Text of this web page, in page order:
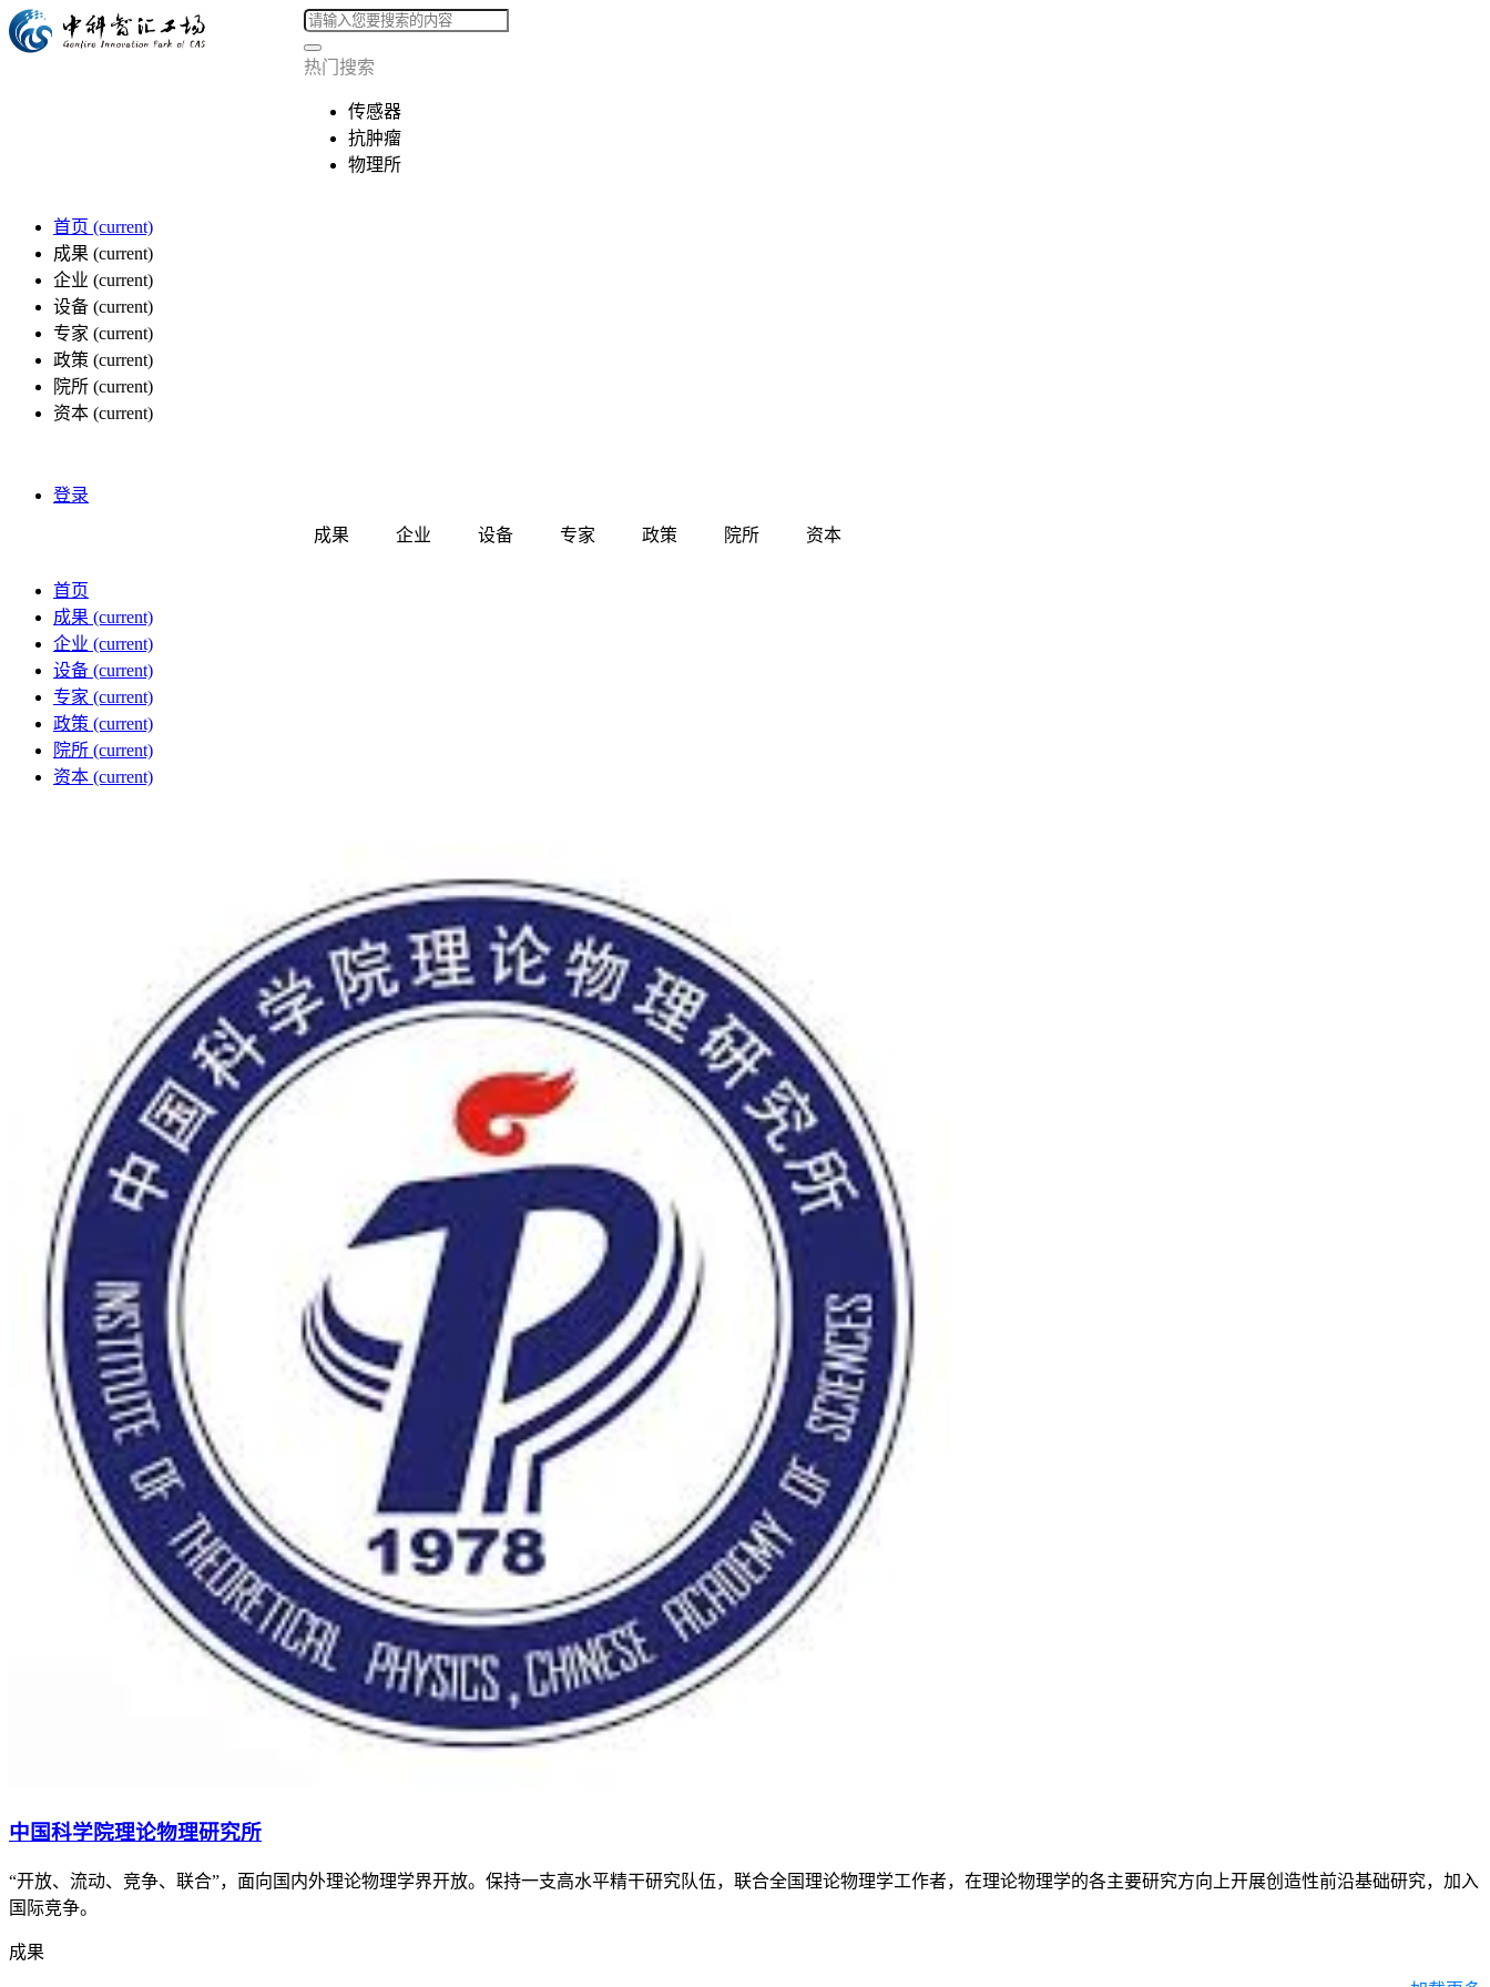
热门搜索
传感器
抗肿瘤
物理所
首页 (current)
成果 (current)
企业 (current)
设备 (current)
专家 (current)
政策 (current)
院所 (current)
资本 (current)
登录
成果 企业 设备 专家 政策 院所 资本
首页
成果 (current)
企业 (current)
设备 (current)
专家 (current)
政策 (current)
院所 (current)
资本 (current)
中国科学院理论物理研究所
“开放、流动、竞争、联合”，面向国内外理论物理学界开放。保持一支高水平精干研究队伍，联合全国理论物理学工作者，在理论物理学的各主要研究方向上开展创造性前沿基础研究，加入
国际竞争。
成果